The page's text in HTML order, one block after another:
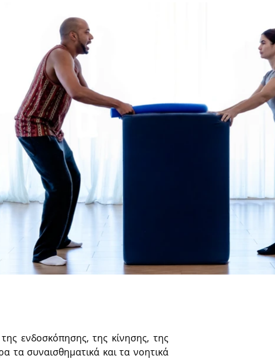
ενδοσκόπησης, της κίνησης, της
τα συναισθηματικά και τα νοητικά